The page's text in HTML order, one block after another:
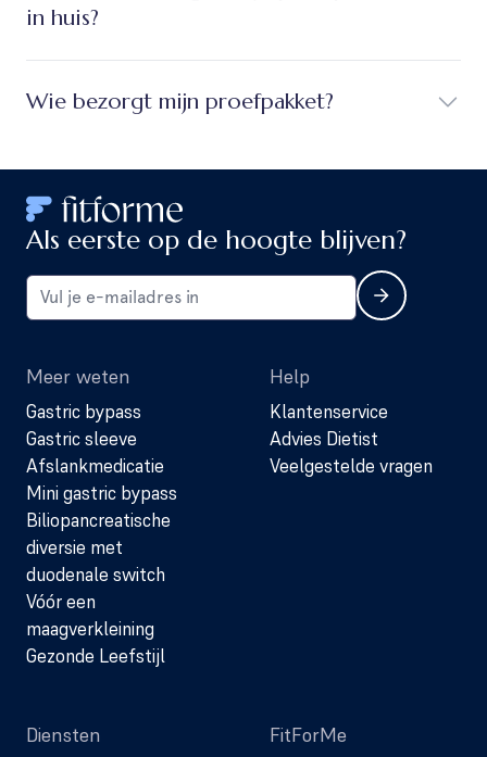
in huis?
Wie bezorgt mijn proefpakket?
Als eerste op de hoogte blijven?
Meer weten
Gastric bypass
Gastric sleeve
Afslankmedicatie
Mini gastric bypass
Biliopancreatische
diversie met
duodenale switch
Vóór een
maagverkleining
Gezonde Leefstijl
Help
Klantenservice
Advies Dietist
Veelgestelde vragen
Diensten FitForMe